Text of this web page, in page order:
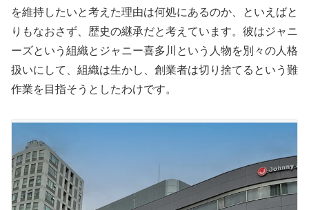
を維持したいと考えた理由は何処にあるのか、といえばと
りもなおさず、歴史の継承だと考えています。彼はジャニ
ーズという組織とジャニー喜多川という人物を別々の人格
扱いにして、組織は生かし、創業者は切り捨てるという難
作業を目指そうとしたわけです。